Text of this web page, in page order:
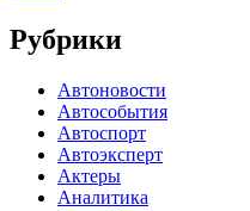
Рубрики
Автоновости
Автособытия
Автоспорт
Автоэксперт
Актеры
Аналитика